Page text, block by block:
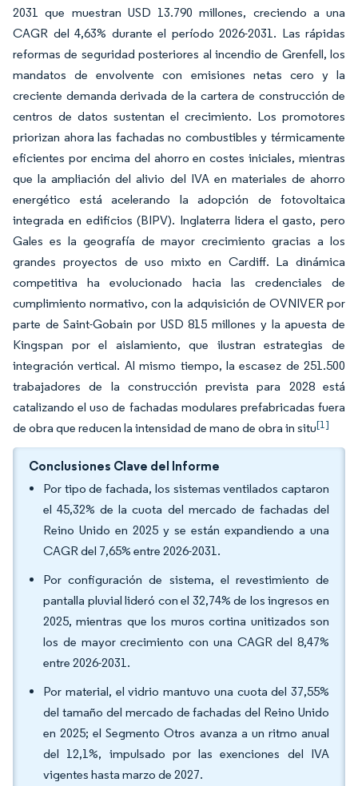
2031 que muestran USD 13.790 millones, creciendo a una
CAGR del 4,63% durante el período 2026-2031. Las rápidas
reformas de seguridad posteriores al incendio de Grenfell, los
mandatos de envolvente con emisiones netas cero y la
creciente demanda derivada de la cartera de construcción de
centros de datos sustentan el crecimiento. Los promotores
priorizan ahora las fachadas no combustibles y térmicamente
eficientes por encima del ahorro en costes iniciales, mientras
que la ampliación del alivio del IVA en materiales de ahorro
energético está acelerando la adopción de fotovoltaica
integrada en edificios (BIPV). Inglaterra lidera el gasto, pero
Gales es la geografía de mayor crecimiento gracias a los
grandes proyectos de uso mixto en Cardiff. La dinámica
competitiva ha evolucionado hacia las credenciales de
cumplimiento normativo, con la adquisición de OVNIVER por
parte de Saint-Gobain por USD 815 millones y la apuesta de
Kingspan por el aislamiento, que ilustran estrategias de
integración vertical. Al mismo tiempo, la escasez de 251.500
trabajadores de la construcción prevista para 2028 está
catalizando el uso de fachadas modulares prefabricadas fuera
de obra que reducen la intensidad de mano de obra in situ[1]
Conclusiones Clave del Informe
Por tipo de fachada, los sistemas ventilados captaron
el 45,32% de la cuota del mercado de fachadas del
Reino Unido en 2025 y se están expandiendo a una
CAGR del 7,65% entre 2026-2031.
Por configuración de sistema, el revestimiento de
pantalla pluvial lideró con el 32,74% de los ingresos en
2025, mientras que los muros cortina unitizados son
los de mayor crecimiento con una CAGR del 8,47%
entre 2026-2031.
Por material, el vidrio mantuvo una cuota del 37,55%
del tamaño del mercado de fachadas del Reino Unido
en 2025; el Segmento Otros avanza a un ritmo anual
del 12,1%, impulsado por las exenciones del IVA
vigentes hasta marzo de 2027.